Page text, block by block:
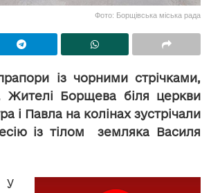
Фото: Борщівська міська рада
із чорними стрічками,
Жителі Борщева біля церкви
і Павла на колінах зустрічали
із тілом земляка Василя
у